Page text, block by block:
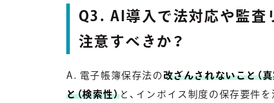
Q3. AI導入で法対応や監査
注意すべきか？
A. 電子帳簿保存法の改ざんされないこと（真
と（検索性）と、インボイス制度の保存要件